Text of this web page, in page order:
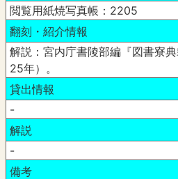
閲覧用紙焼写真帳：2205
翻刻・紹介情報
解説：宮内庁書陵部編『図書寮
25年）。
貸出情報
-
解説
-
備考